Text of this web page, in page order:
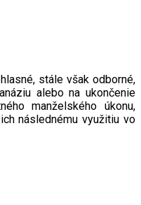
stále však odborné,
alebo na ukončenie
manželského úkonu,
následnému využitiu vo